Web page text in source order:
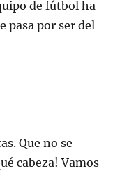
de fútbol ha
pasa por ser del
Que no se
cabeza! Vamos